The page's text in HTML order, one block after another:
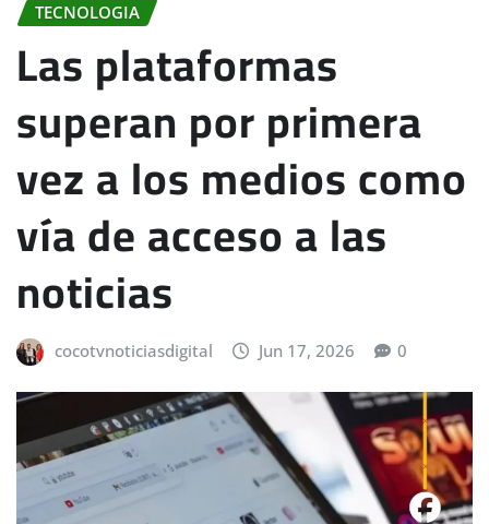
TECNOLOGIA
Las plataformas
superan por primera
vez a los medios como
vía de acceso a las
noticias
cocotvnoticiasdigital Jun 17, 2026 0